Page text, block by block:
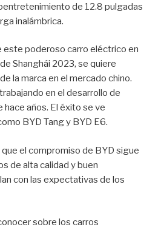
de 12.8 pulgadas
inalámbrica.
este poderoso carro eléctrico en
Shanghái 2023, se quiere
la marca en el mercado chino.
en el desarrollo de
años. El éxito se ve
BYD Tang y BYD E6.
el compromiso de BYD sigue
de alta calidad y buen
con las expectativas de los
sobre los carros